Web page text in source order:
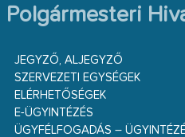
Polgármesteri
JEGYZŐ, ALJEGYZŐ
SZERVEZETI EGYSÉGEK
ELÉRHETŐSÉGEK
E-ÜGYINTÉZÉS
ÜGYFÉLFOGADÁS –